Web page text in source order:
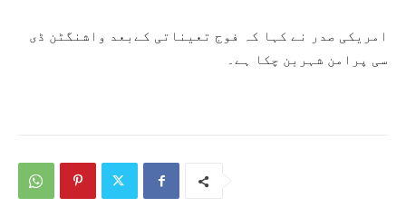
امریکی صدر نے کہا کہ فوج تعیناتی کےبعد واشنگٹن ڈی
سی پرامن شہربن چکا ہے۔